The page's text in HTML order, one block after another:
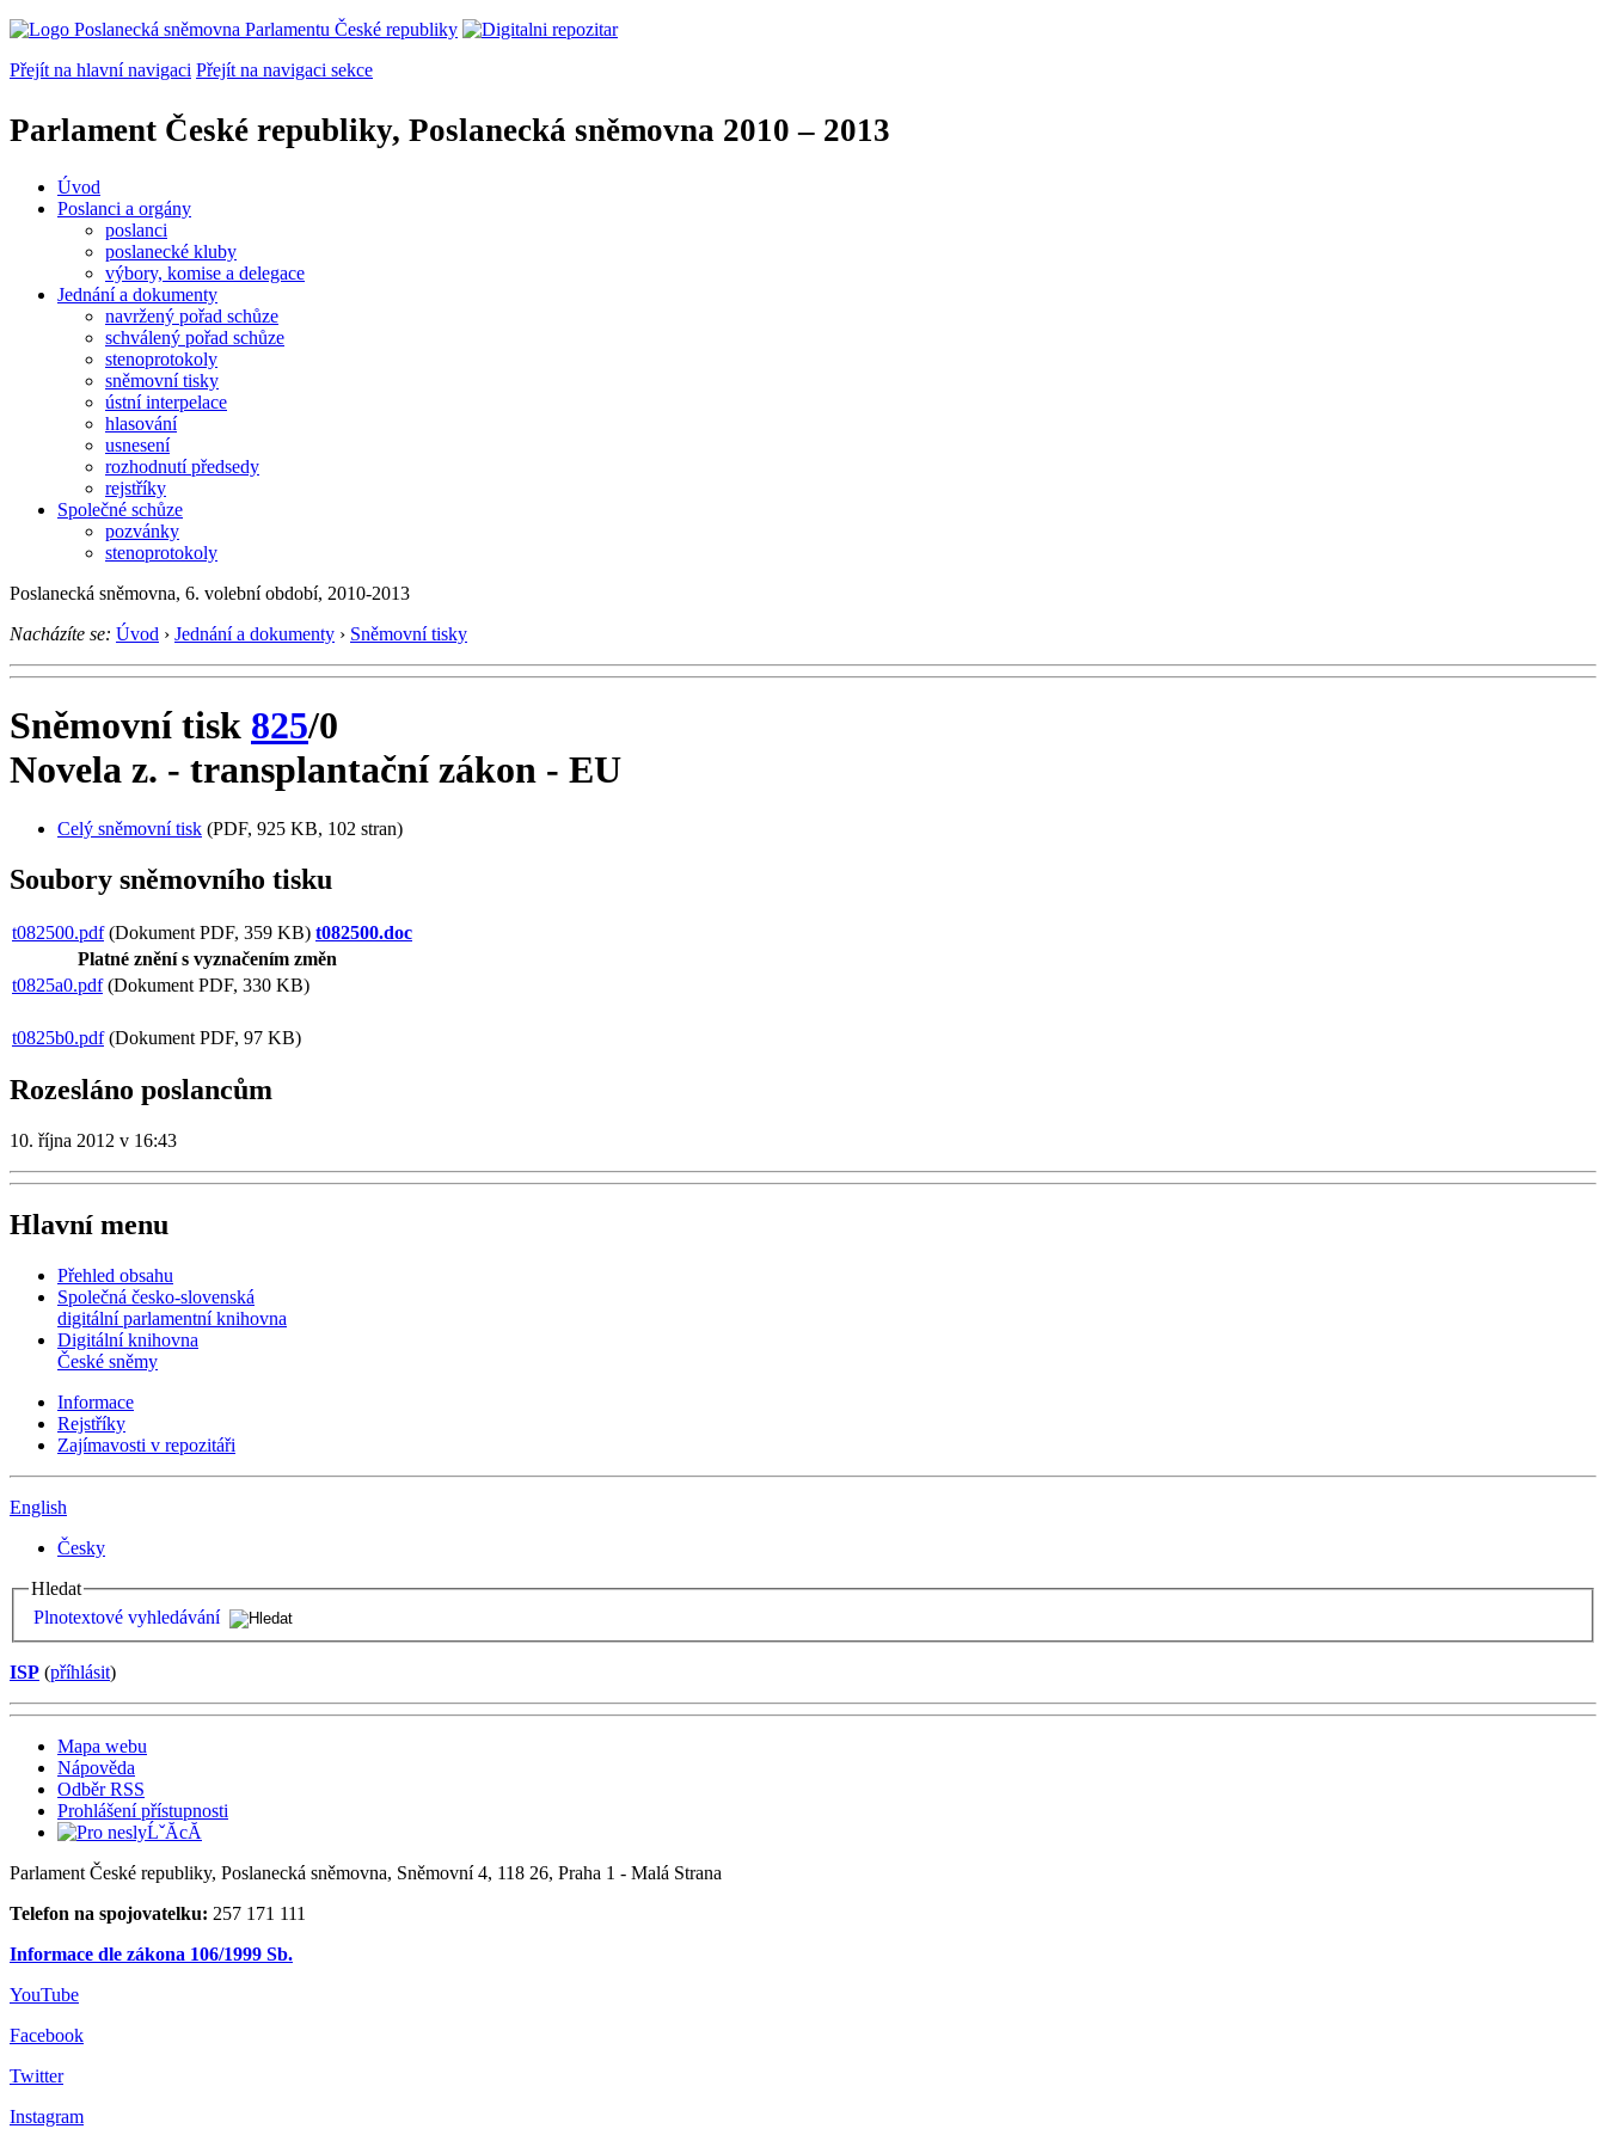
Přejít na hlavní navigaci Přejít na navigaci sekce
Parlament České republiky, Poslanecká sněmovna 2010 – 2013
Úvod
Poslanci a orgány
poslanci
poslanecké kluby
výbory, komise a delegace
Jednání a dokumenty
navržený pořad schůze
schválený pořad schůze
stenoprotokoly
sněmovní tisky
ústní interpelace
hlasování
usnesení
rozhodnutí předsedy
rejstříky
Společné schůze
pozvánky
stenoprotokoly
Poslanecká sněmovna, 6. volební období, 2010-2013
Nacházíte se: Úvod › Jednání a dokumenty › Sněmovní tisky
Sněmovní tisk 825/0
Novela z. - transplantační zákon - EU
Celý sněmovní tisk (PDF, 925 KB, 102 stran)
Soubory sněmovního tisku
t082500.pdf(Dokument PDF, 359 KB) t082500.doc
Platné znění s vyznačením změn
t0825a0.pdf(Dokument PDF, 330 KB)
t0825b0.pdf(Dokument PDF, 97 KB)
Rozesláno poslancům
10. října 2012 v 16:43
Hlavní menu
Přehled obsahu
Společná česko-slovenská
digitální parlamentní knihovna
Digitální knihovna
České sněmy
Informace
Rejstříky
Zajímavosti v repozitáři
English
Česky
Hledat
Plnotextové vyhledávání
ISP (příhlásit)
Mapa webu
Nápověda
Odběr RSS
Prohlášení přístupnosti
Parlament České republiky, Poslanecká sněmovna, Sněmovní 4, 118 26, Praha 1 - Malá Strana
Telefon na spojovatelku: 257 171 111
Informace dle zákona 106/1999 Sb.
YouTube
Facebook
Twitter
Instagram